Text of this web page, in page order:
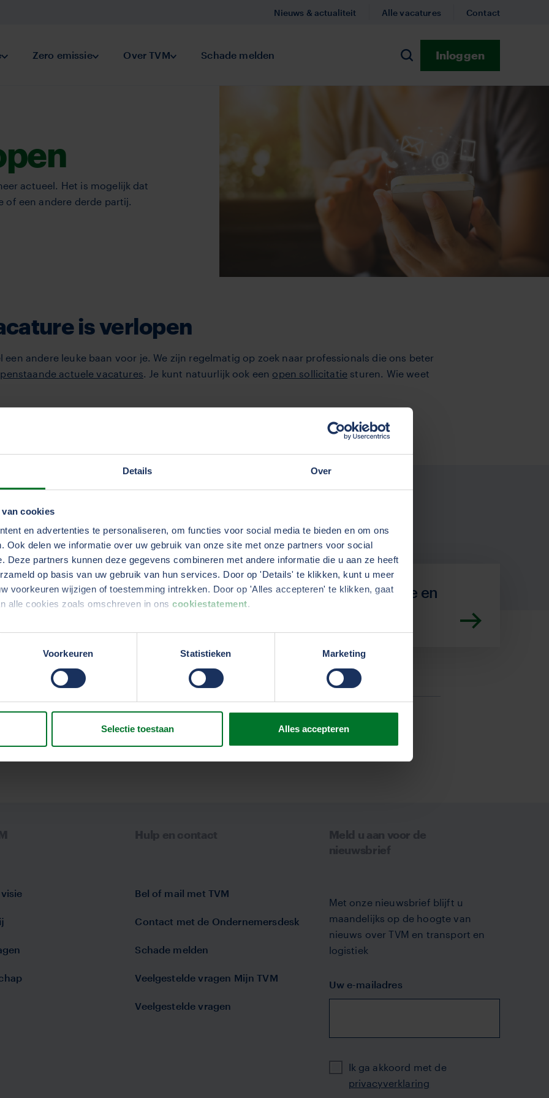
Details Over
cookies
en advertenties te personaliseren, om functies voor social media te bieden en om ons
Ook delen we informatie over uw gebruik van onze site met onze partners voor social
Deze partners kunnen deze gegevens combineren met andere informatie die u aan ze heeft
op basis van uw gebruik van hun services. Door op 'Details' te klikken, kunt u meer
voorkeuren wijzigen of toestemming intrekken. Door op 'Alles accepteren' te klikken, gaat
alle cookies zoals omschreven in ons cookiestatement.
die uw gegevens kunnen ontvangen en verwerken.
Voorkeuren Statistieken Marketing
Selectie toestaan Alles accepteren
Submenu Preventie
Zero emissieSubmenu Zero emissie
Over TVMSubmenu Over TVM
Schade melden
Zoeken
Inloggen
Nieuws & actualiteit Alle vacatures Contact
actueel. Het is mogelijk dat
of een andere derde partij.
is verlopen
andere leuke baan voor je. We zijn regelmatig op zoek naar professionals die ons beter
actuele vacatures. Je kunt natuurlijk ook een open sollicitatie sturen. Wie weet
te maken?
Werken bij Commercie
Werken bij Schade en
Bel of mail met TVM
Contact met de Ondernemersdesk
Schade melden
Veelgestelde vragen Mijn TVM
Veelgestelde vragen
Meld u aan voor de
nieuwsbrief
Met onze nieuwsbrief blijft u
maandelijks op de hoogte van
nieuws over TVM en transport en
logistiek
Uw e-mailadres
PrivacyIk ga akkoord met de
privacyverklaring